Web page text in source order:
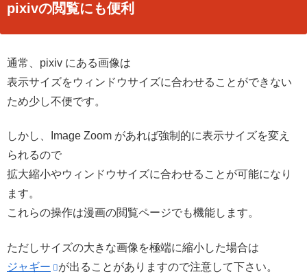
pixivの閲覧にも便利
通常、pixiv にある画像は
表示サイズをウィンドウサイズに合わせることができない
ため少し不便です。
しかし、Image Zoom があれば強制的に表示サイズを変え
られるので
拡大縮小やウィンドウサイズに合わせることが可能になり
ます。
これらの操作は漫画の閲覧ページでも機能します。
ただしサイズの大きな画像を極端に縮小した場合は
ジャギー
が出ることがありますので注意して下さい。